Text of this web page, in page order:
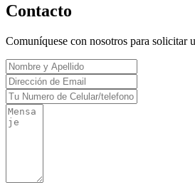
Contacto
Comuníquese con nosotros para solicitar